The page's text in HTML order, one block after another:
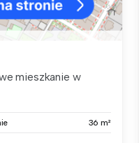
mieszkanie w
36 m²